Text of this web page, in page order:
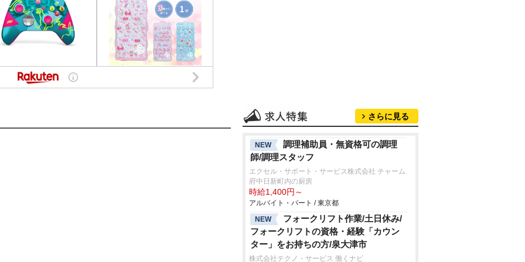
さらに見る
NEW
調理補助員・無資格可の調理
師/調理スタッフ
エクセル・サポート・サービス株式会社 チャーム
府中日新町内の厨房
時給1,400円～
アルバイト・パート / 東京都
NEW
フォークリフト作業/土日休み/
フォークリフトの資格・経験「カウン
ター」をお持ちの方/泉大津市
株式会社テクノ・サービス 働くナビ